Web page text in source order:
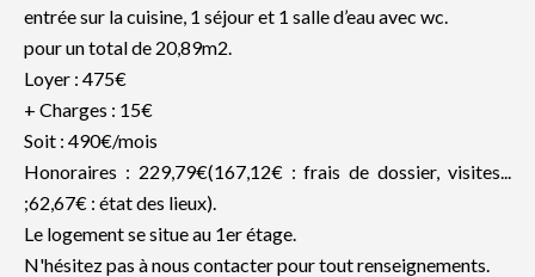
entrée sur la cuisine, 1 séjour et 1 salle d’eau avec wc.
pour un total de 20,89m2.
Loyer : 475€
+ Charges : 15€
Soit : 490€/mois
Honoraires : 229,79€(167,12€ : frais de dossier, visites...
;62,67€ : état des lieux).
Le logement se situe au 1er étage.
N'hésitez pas à nous contacter pour tout renseignements.